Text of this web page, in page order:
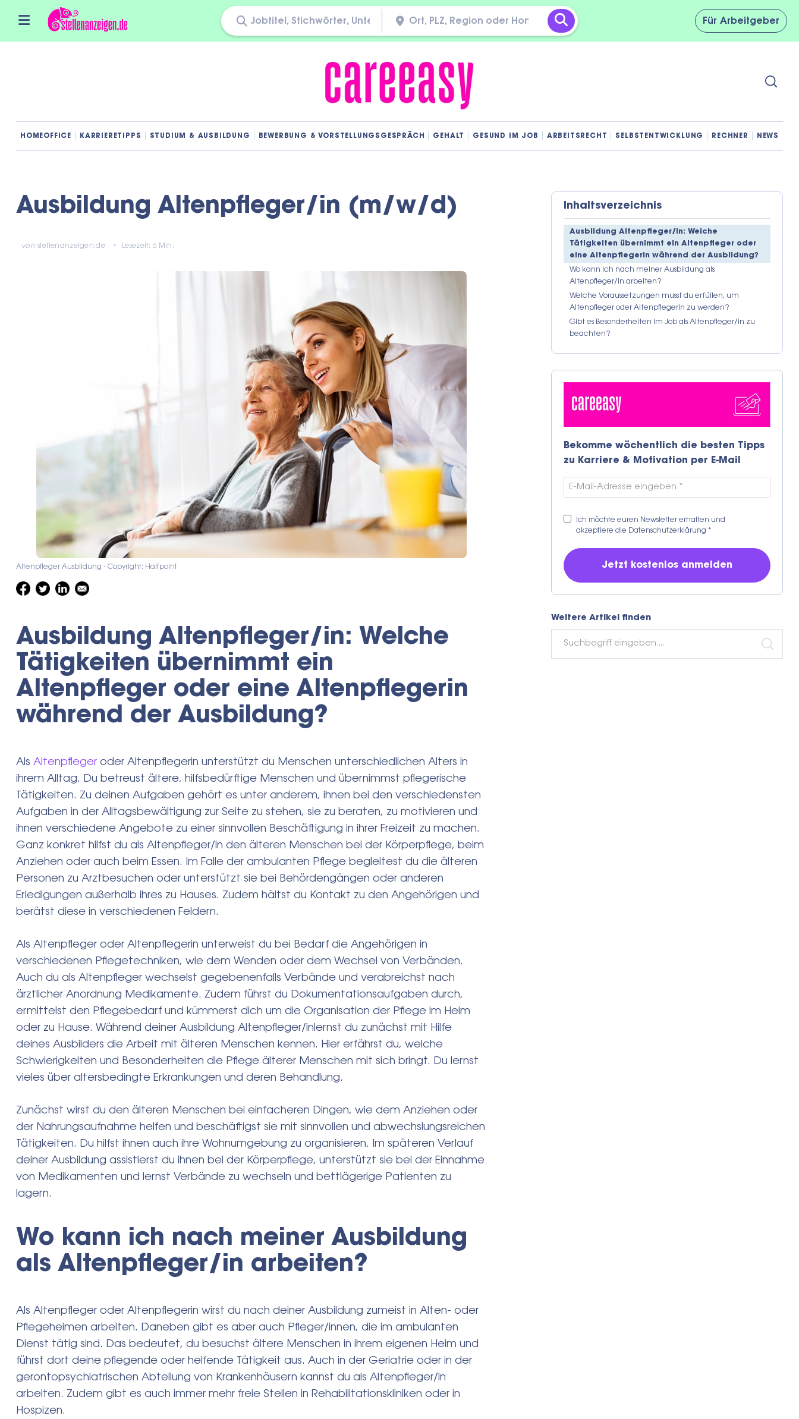
Für Arbeitgeber
HOMEOFFICE KARRIERETIPPS STUDIUM & AUSBILDUNG BEWERBUNG & VORSTELLUNGSGESPRÄCH GEHALT GESUND IM JOB ARBEITSRECHT SELBSTENTWICKLUNG RECHNER NEWS
Ausbildung Altenpfleger/in (m/w/d)
von stellenanzeigen.de Lesezeit: 6 Min.
Altenpfleger Ausbildung - Copyright: Halfpoint
Ausbildung Altenpfleger/in: Welche
Tätigkeiten übernimmt ein
Altenpfleger oder eine Altenpflegerin
während der Ausbildung?
Als Altenpfleger oder Altenpflegerin unterstützt du Menschen unterschiedlichen Alters in
ihrem Alltag. Du betreust ältere, hilfsbedürftige Menschen und übernimmst pflegerische
Tätigkeiten. Zu deinen Aufgaben gehört es unter anderem, ihnen bei den verschiedensten
Aufgaben in der Alltagsbewältigung zur Seite zu stehen, sie zu beraten, zu motivieren und
ihnen verschiedene Angebote zu einer sinnvollen Beschäftigung in ihrer Freizeit zu machen.
Ganz konkret hilfst du als Altenpfleger/in den älteren Menschen bei der Körperpflege, beim
Anziehen oder auch beim Essen. Im Falle der ambulanten Pflege begleitest du die älteren
Personen zu Arztbesuchen oder unterstützt sie bei Behördengängen oder anderen
Erledigungen außerhalb ihres zu Hauses. Zudem hältst du Kontakt zu den Angehörigen und
berätst diese in verschiedenen Feldern.
Als Altenpfleger oder Altenpflegerin unterweist du bei Bedarf die Angehörigen in
verschiedenen Pflegetechniken, wie dem Wenden oder dem Wechsel von Verbänden.
Auch du als Altenpfleger wechselst gegebenenfalls Verbände und verabreichst nach
ärztlicher Anordnung Medikamente. Zudem führst du Dokumentationsaufgaben durch,
ermittelst den Pflegebedarf und kümmerst dich um die Organisation der Pflege im Heim
oder zu Hause. Während deiner Ausbildung Altenpfleger/inlernst du zunächst mit Hilfe
deines Ausbilders die Arbeit mit älteren Menschen kennen. Hier erfährst du, welche
Schwierigkeiten und Besonderheiten die Pflege älterer Menschen mit sich bringt. Du lernst
vieles über altersbedingte Erkrankungen und deren Behandlung.
Zunächst wirst du den älteren Menschen bei einfacheren Dingen, wie dem Anziehen oder
der Nahrungsaufnahme helfen und beschäftigst sie mit sinnvollen und abwechslungsreichen
Tätigkeiten. Du hilfst ihnen auch ihre Wohnumgebung zu organisieren. Im späteren Verlauf
deiner Ausbildung assistierst du ihnen bei der Körperpflege, unterstützt sie bei der Einnahme
von Medikamenten und lernst Verbände zu wechseln und bettlägerige Patienten zu
lagern.
Wo kann ich nach meiner Ausbildung
als Altenpfleger/in arbeiten?
Als Altenpfleger oder Altenpflegerin wirst du nach deiner Ausbildung zumeist in Alten- oder
Pflegeheimen arbeiten. Daneben gibt es aber auch Pfleger/innen, die im ambulanten
Dienst tätig sind. Das bedeutet, du besuchst ältere Menschen in ihrem eigenen Heim und
führst dort deine pflegende oder helfende Tätigkeit aus. Auch in der Geriatrie oder in der
gerontopsychiatrischen Abteilung von Krankenhäusern kannst du als Altenpfleger/in
arbeiten. Zudem gibt es auch immer mehr freie Stellen in Rehabilitationskliniken oder in
Hospizen.
Inhaltsverzeichnis
Ausbildung Altenpfleger/in: Welche
Tätigkeiten übernimmt ein Altenpfleger oder
eine Altenpflegerin während der Ausbildung?
Wo kann ich nach meiner Ausbildung als
Altenpfleger/in arbeiten?
Welche Voraussetzungen musst du erfüllen, um
Altenpfleger oder Altenpflegerin zu werden?
Gibt es Besonderheiten im Job als Altenpfleger/in zu
beachten?
Bekomme wöchentlich die besten Tipps
zu Karriere & Motivation per E-Mail
Ich möchte euren Newsletter erhalten und
akzeptiere die Datenschutzerklärung *
Weitere Artikel finden
Search
Search
for: